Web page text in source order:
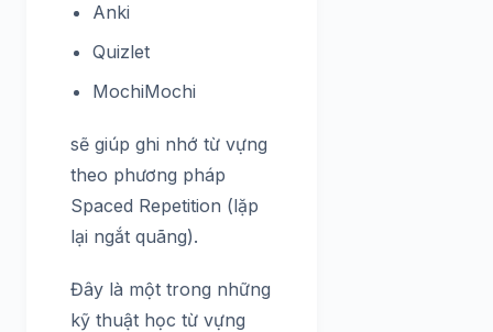
Anki
Quizlet
MochiMochi
sẽ giúp ghi nhớ từ vựng
theo phương pháp
Spaced Repetition (lặp
lại ngắt quãng).
Đây là một trong những
kỹ thuật học từ vựng